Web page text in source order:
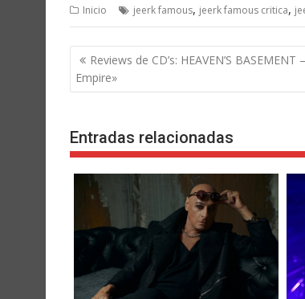
Inicio jeerk famous, jeerk famous critica,
Navegación
de
entradas
Reviews de CD’s: HEAVEN’S BASEMENT
Empire»
Entradas relacionadas